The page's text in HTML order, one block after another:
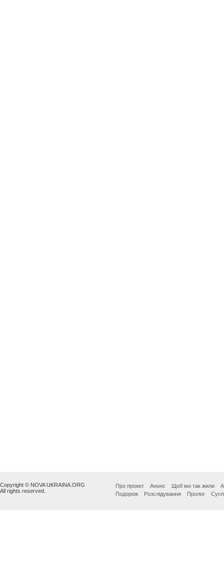
Copyright © NOVA UKRAINA.ORG
All rights reserved.
Про проект Анонс Щоб ми так жили
Подорож
Розслідування Пролог